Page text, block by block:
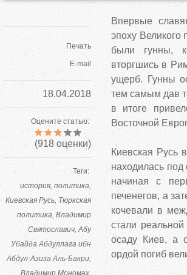
Печать
E-mail
18.04.2018
Оцените статью:
(918 оценки)
Теги:
история политика
Киевская Русь Тюркская
политика Владимир
Святославич Абу
Убайда Абдуллага ибн
Абдул-Азиза Аль-Бакри
Владимир Мономах
Впервые
эпоху Великого
были гунны,
вторгшись в
ущерб. Гунны
тем самым дав
в итоге
Восточной
Киевская Русь
находилась под
начиная с
печенегов, а
кочевали в
стали
осаду Киев, а
ордой погиб